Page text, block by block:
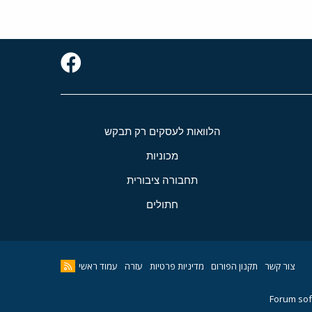
הלוואות לעסקים רק תבקש
מכוניות
תחבורה ציבורית
חתולים
צור קשר תקנון הפורום מדיניות פרטיות עזרה עמוד ראשי
Forum